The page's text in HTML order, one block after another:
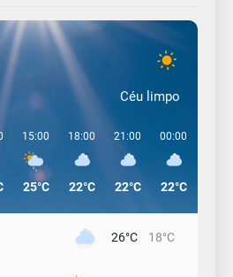
Céu limpo
15:00
25°C
18:00
22°C
21:00
22°C
00:00
22°C
26°C 18°C